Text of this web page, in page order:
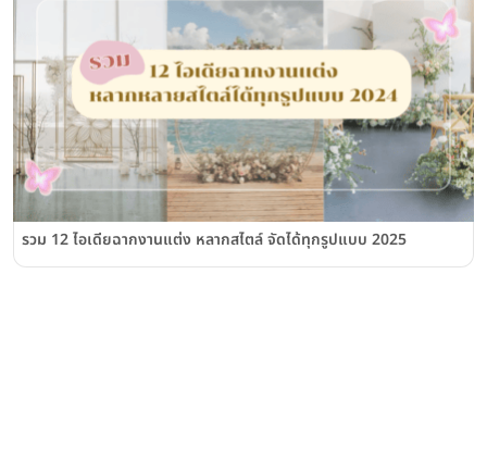
รวม 12 ไอเดียฉากงานแต่ง หลากสไตล์ จัดได้ทุกรูปแบบ 2025